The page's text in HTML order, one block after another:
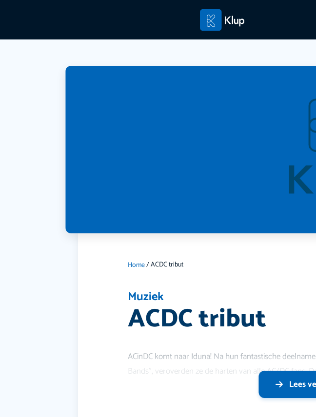
Home/ACDC tribut
Muziek
ACDC tribut
ACinDC komt naar Iduna! Na hun fantastische
Bands”, veroverden ze de harten van alle AC/DC fans.
Lees